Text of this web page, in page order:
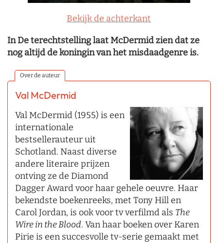
Bekijk de achterkant
In De terechtstelling laat McDermid zien dat ze
nog altijd de koningin van het misdaadgenre is.
Over de auteur
Val McDermid
Val McDermid (1955) is een
internationale
bestsellerauteur uit
Schotland. Naast diverse
andere literaire prijzen
ontving ze de Diamond
Dagger Award voor haar gehele oeuvre. Haar
bekendste boekenreeks, met Tony Hill en
Carol Jordan, is ook voor tv verfilmd als The
Wire in the Blood. Van haar boeken over Karen
Pirie is een succesvolle tv-serie gemaakt met